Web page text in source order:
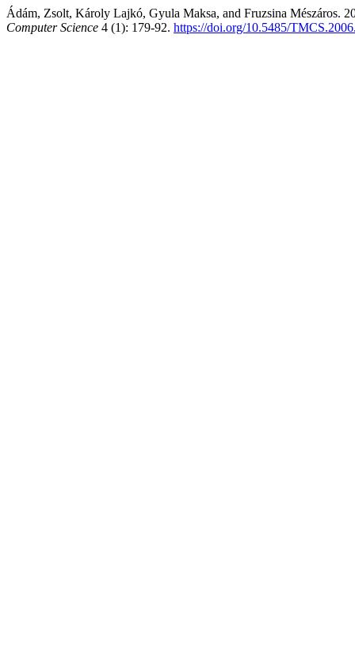
Ádám, Zsolt, Károly Lajkó, Gyula Maksa, and Fruzsina Mészáros.
Computer Science 4 (1): 179-92. https://doi.org/10.5485/